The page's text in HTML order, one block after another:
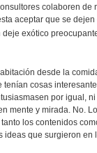
colaboren de
aceptar que se
exótico
desde la
tenían cosas
por igual,
mente y mirada. No.
los contenidos
ideas que surgieron en